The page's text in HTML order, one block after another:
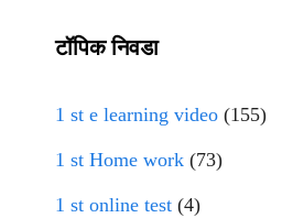
टॉपिक निवडा
1 st e learning video (155)
1 st Home work (73)
1 st online test (4)